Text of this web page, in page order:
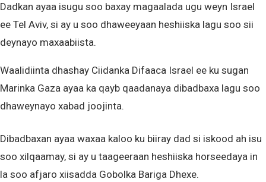
Dadkan ayaa isugu soo baxay magaalada ugu weyn Israel
ee Tel Aviv, si ay u soo dhaweeyaan heshiiska lagu soo sii
deynayo maxaabiista.
Waalidiinta dhashay Ciidanka Difaaca Israel ee ku sugan
Marinka Gaza ayaa ka qayb qaadanaya dibadbaxa lagu soo
dhaweynayo xabad joojinta.
Dibadbaxan ayaa waxaa kaloo ku biiray dad si iskood ah isu
soo xilqaamay, si ay u taageeraan heshiiska horseedaya in
la soo afjaro xiisadda Gobolka Bariga Dhexe.